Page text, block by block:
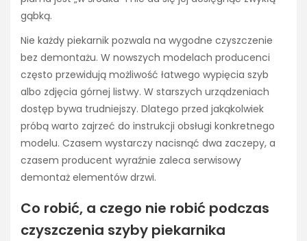
gąbką.
Nie każdy piekarnik pozwala na wygodne czyszczenie
bez demontażu. W nowszych modelach producenci
często przewidują możliwość łatwego wypięcia szyb
albo zdjęcia górnej listwy. W starszych urządzeniach
dostęp bywa trudniejszy. Dlatego przed jakąkolwiek
próbą warto zajrzeć do instrukcji obsługi konkretnego
modelu. Czasem wystarczy nacisnąć dwa zaczepy, a
czasem producent wyraźnie zaleca serwisowy
demontaż elementów drzwi.
Co robić, a czego nie robić podczas
czyszczenia szyby piekarnika